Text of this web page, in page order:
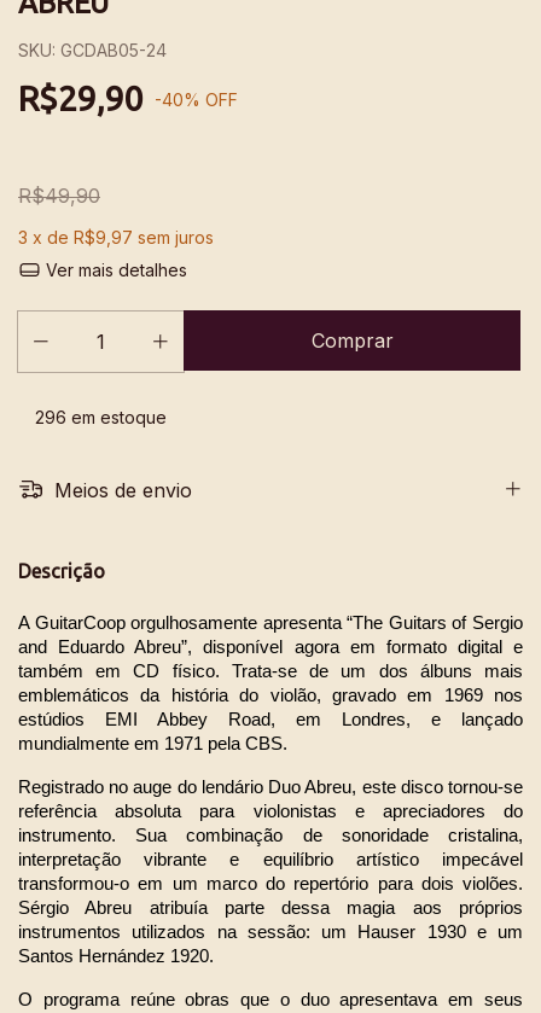
SKU: GCDAB05-24
R$29,90 -40% OFF
R$49,90
3 x de R$9,97 sem juros
Ver mais detalhes
296 em estoque
Meios de envio
Descrição
A GuitarCoop orgulhosamente apresenta “The Guitars of Sergio
and Eduardo Abreu”, disponível agora em formato digital e
também em CD físico. Trata-se de um dos álbuns mais
emblemáticos da história do violão, gravado em 1969 nos
estúdios EMI Abbey Road, em Londres, e lançado
mundialmente em 1971 pela CBS.
Registrado no auge do lendário Duo Abreu, este disco tornou-se
referência absoluta para violonistas e apreciadores do
instrumento. Sua combinação de sonoridade cristalina,
interpretação vibrante e equilíbrio artístico impecável
transformou-o em um marco do repertório para dois violões.
Sérgio Abreu atribuía parte dessa magia aos próprios
instrumentos utilizados na sessão: um Hauser 1930 e um
Santos Hernández 1920.
O programa reúne obras que o duo apresentava em seus